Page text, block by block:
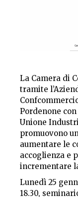
La Camera di
tramite
Pordenone
Unione
promuovono
aumentare le
accoglienza e
incrementare
Lunedì 25
18.30,